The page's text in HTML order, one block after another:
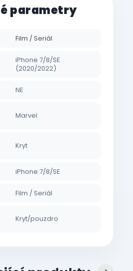
parametry
Film / Seriál
iPhone 7/8/SE
(2020/2022)
NE
Marvel
Kryt
iPhone 7/8/SE
Film / Seriál
Kryt/pouzdro